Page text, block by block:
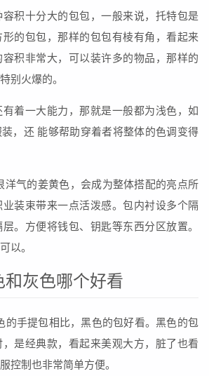
积十分大的包包，一般来说，托特包是
的包包，那样的包包有棱有角，看起来
积非常大，可以装许多的物品，那样的
别火爆的。
着一大能力，那就是一般都为浅色，如
，还 能够帮助穿着者将整体的色调变得
洋气的姜黄色，会成为整体搭配的亮点所
装束带来一点活泼感。包内衬设多个隔
。方便将钱包、钥匙等东西分区放置。
以。
灰色哪个好看
的手提包相比，黑色的包好看。黑色的包
是经典款，看起来美观大方，脏了也看
控制也非常简单方便。